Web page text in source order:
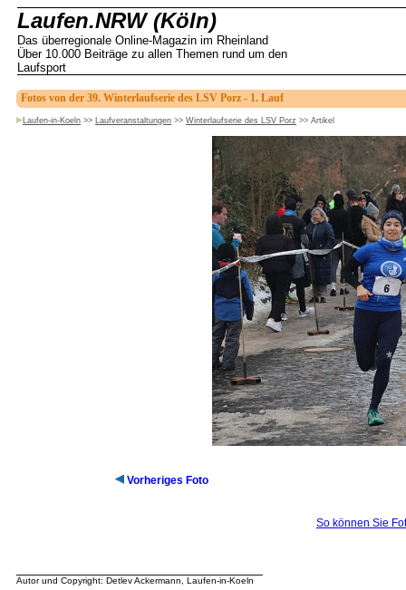
Laufen.NRW (Köln)
Das überregionale Online-Magazin im Rheinland
Über 10.000 Beiträge zu allen Themen rund um den
Laufsport
Fotos von der 39. Winterlaufserie des LSV Porz - 1. Lauf
Laufen-in-Koeln >> Laufveranstaltungen >> Winterlaufserie des LSV Porz >> Artikel
Vorheriges Foto
So können Sie
Autor und Copyright: Detlev Ackermann, Laufen-in-Koeln